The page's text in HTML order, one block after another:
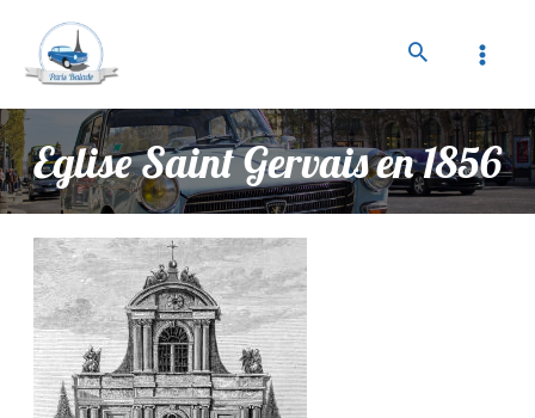
Eglise Saint Gervais en 1856